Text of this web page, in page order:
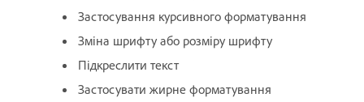
Застосування курсивного форматування
Зміна шрифту або розміру шрифту
Підкреслити текст
Застосувати жирне форматування